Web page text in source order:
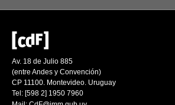
Av. 18 de Julio 885
(entre Andes y Convención)
CP 11100. Montevideo. Uruguay
Tel: [598 2] 1950 7960